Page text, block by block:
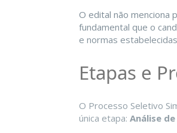
O edital não menciona
fundamental que o
e normas
Etapas e
O Processo Seletivo
única etapa: Análise